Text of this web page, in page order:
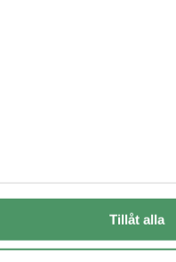
Tillåt alla